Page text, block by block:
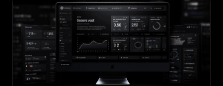
Plateforme E-commerce
VENTE EN LIGNE & BOUTIQUE